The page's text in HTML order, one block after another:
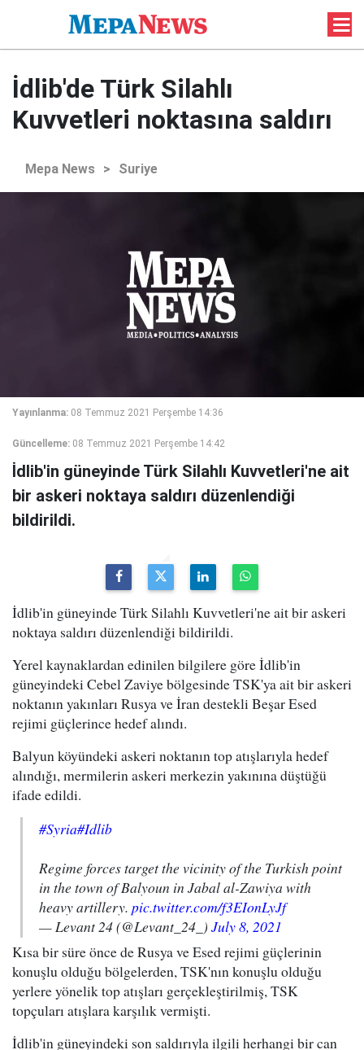
İdlib'de Türk Silahlı
Kuvvetleri noktasına saldırı
Mepa News > Suriye
Yayınlanma: 08 Temmuz 2021 Perşembe 14:36
Güncelleme: 08 Temmuz 2021 Perşembe 14:42
İdlib'in güneyinde Türk Silahlı Kuvvetleri'ne ait
bir askeri noktaya saldırı düzenlendiği
bildirildi.
İdlib'in güneyinde Türk Silahlı Kuvvetleri'ne ait bir askeri
noktaya saldırı düzenlendiği bildirildi.
Yerel kaynaklardan edinilen bilgilere göre İdlib'in
güneyindeki Cebel Zaviye bölgesinde TSK'ya ait bir askeri
noktanın yakınları Rusya ve İran destekli Beşar Esed
rejimi güçlerince hedef alındı.
Balyun köyündeki askeri noktanın top atışlarıyla hedef
alındığı, mermilerin askeri merkezin yakınına düştüğü
ifade edildi.
#Syria#Idlib
Regime forces target the vicinity of the Turkish point
in the town of Balyoun in Jabal al-Zawiya with
heavy artillery. pic.twitter.com/f3EIonLyJf
— Levant 24 (@Levant_24_) July 8, 2021
Kısa bir süre önce de Rusya ve Esed rejimi güçlerinin
konuşlu olduğu bölgelerden, TSK'nın konuşlu olduğu
yerlere yönelik top atışları gerçekleştirilmiş, TSK
topçuları atışlara karşılık vermişti.
İdlib'in güneyindeki son saldırıyla ilgili herhangi bir can